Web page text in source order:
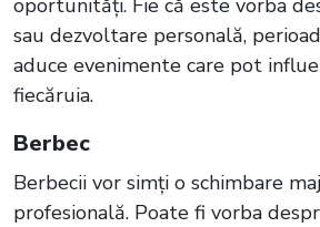
oportunități. Fie că este vorba
sau dezvoltare personală,
aduce evenimente care pot
fiecăruia.
Berbec
Berbecii vor simți o schimbare
profesională. Poate fi vorba